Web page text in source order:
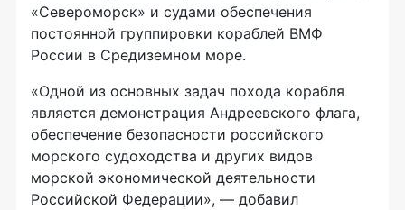
«Североморск» и судами обеспечения
постоянной группировки кораблей ВМФ
России в Средиземном море.
«Одной из основных задач похода корабля
является демонстрация Андреевского флага,
обеспечение безопасности российского
морского судоходства и других видов
морской экономической деятельности
Российской Федерации», — добавил